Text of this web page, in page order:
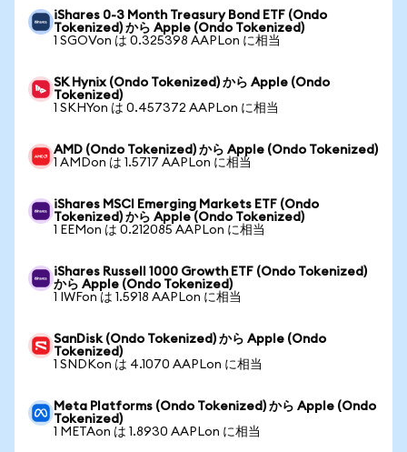
iShares 0-3 Month Treasury Bond ETF (Ondo
Tokenized) から Apple (Ondo Tokenized)
1 SGOVon は 0.325398 AAPLon に相当
SK Hynix (Ondo Tokenized) から Apple (Ondo
Tokenized)
1 SKHYon は 0.457372 AAPLon に相当
AMD (Ondo Tokenized) から Apple (Ondo Tokenized)
1 AMDon は 1.5717 AAPLon に相当
iShares MSCI Emerging Markets ETF (Ondo
Tokenized) から Apple (Ondo Tokenized)
1 EEMon は 0.212085 AAPLon に相当
iShares Russell 1000 Growth ETF (Ondo Tokenized)
から Apple (Ondo Tokenized)
1 IWFon は 1.5918 AAPLon に相当
SanDisk (Ondo Tokenized) から Apple (Ondo
Tokenized)
1 SNDKon は 4.1070 AAPLon に相当
Meta Platforms (Ondo Tokenized) から Apple (Ondo
Tokenized)
1 METAon は 1.8930 AAPLon に相当